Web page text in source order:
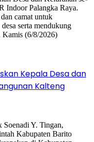
Kepala Desa dan
Kalteng